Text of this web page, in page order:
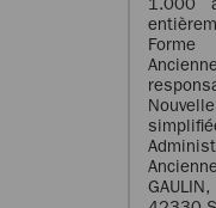
1.000
Forme